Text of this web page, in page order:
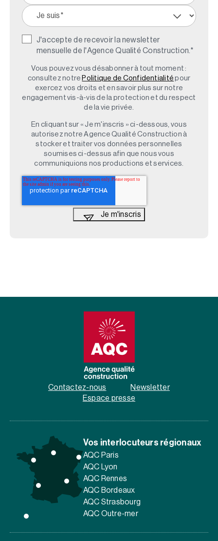
J'accepte de recevoir la newsletter
mensuelle de l'Agence Qualité Construction. *
Vous pouvez vous désabonner à tout moment :
consultez notre Politique de Confidentialité pour
exercez vos droits et en savoir plus sur notre
engagement vis-à-vis de la protection et du respect
de la vie privée.
En cliquant sur « Je m'inscris » ci-dessous, vous
autorisez notre Agence Qualité Construction à
stocker et traiter vos données personnelles
soumises ci-dessus afin que nous vous
communiquions nos productions et services.
Contactez-nous
Newsletter
Espace presse
Vos interlocuteurs régionaux
AQC Paris
AQC Lyon
AQC Rennes
AQC Bordeaux
AQC Strasbourg
AQC Outre-mer